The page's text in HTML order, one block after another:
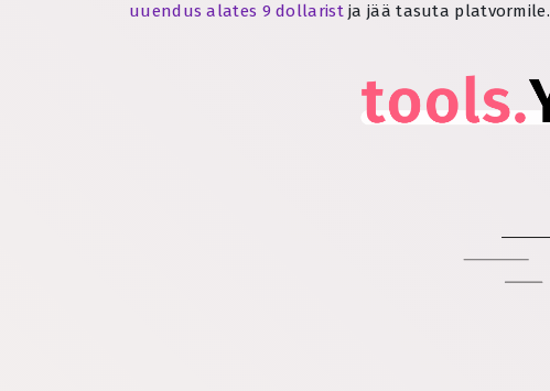
uuendus alates 9 dollaristja jää tasuta platvormile.